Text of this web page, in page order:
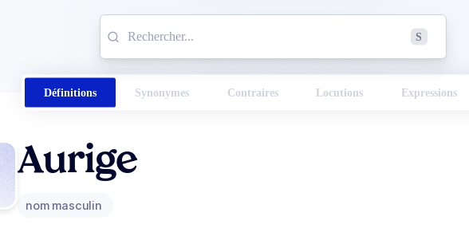
S
Définitions Synonymes Contraires Locutions Expressions
Aurige
nom masculin